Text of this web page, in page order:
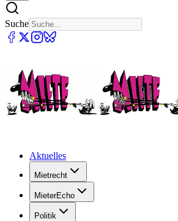
Suche
Aktuelles
Mietrecht
MieterEcho
Politik